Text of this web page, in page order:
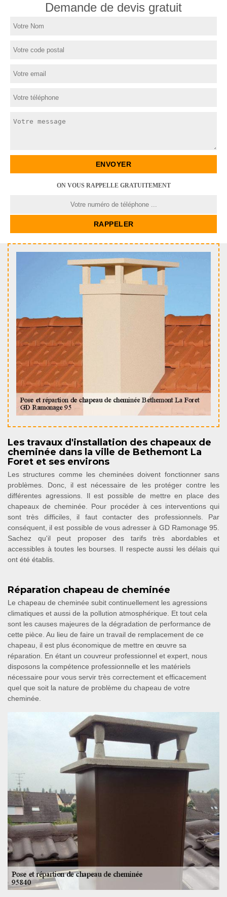
Demande de devis gratuit
ON VOUS RAPPELLE GRATUITEMENT
Les travaux d'installation des chapeaux de
cheminée dans la ville de Bethemont La
Foret et ses environs
Les structures comme les cheminées doivent fonctionner sans
problèmes. Donc, il est nécessaire de les protéger contre les
différentes agressions. Il est possible de mettre en place des
chapeaux de cheminée. Pour procéder à ces interventions qui
sont très difficiles, il faut contacter des professionnels. Par
conséquent, il est possible de vous adresser à GD Ramonage 95.
Sachez qu'il peut proposer des tarifs très abordables et
accessibles à toutes les bourses. Il respecte aussi les délais qui
ont été établis.
Réparation chapeau de cheminée
Le chapeau de cheminée subit continuellement les agressions
climatiques et aussi de la pollution atmosphérique. Et tout cela
sont les causes majeures de la dégradation de performance de
cette pièce. Au lieu de faire un travail de remplacement de ce
chapeau, il est plus économique de mettre en œuvre sa
réparation. En étant un couvreur professionnel et expert, nous
disposons la compétence professionnelle et les matériels
nécessaire pour vous servir très correctement et efficacement
quel que soit la nature de problème du chapeau de votre
cheminée.